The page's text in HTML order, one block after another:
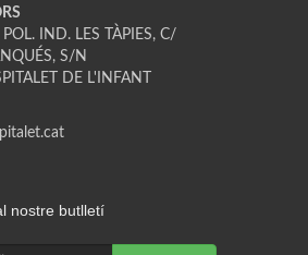
POL. IND. LES TÀPIES, C/
S/N
DE L'INFANT
nostre butlletí